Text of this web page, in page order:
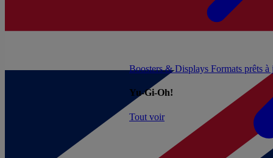
Boosters & Displays Formats prêts
Yu-Gi-Oh!
Tout voir